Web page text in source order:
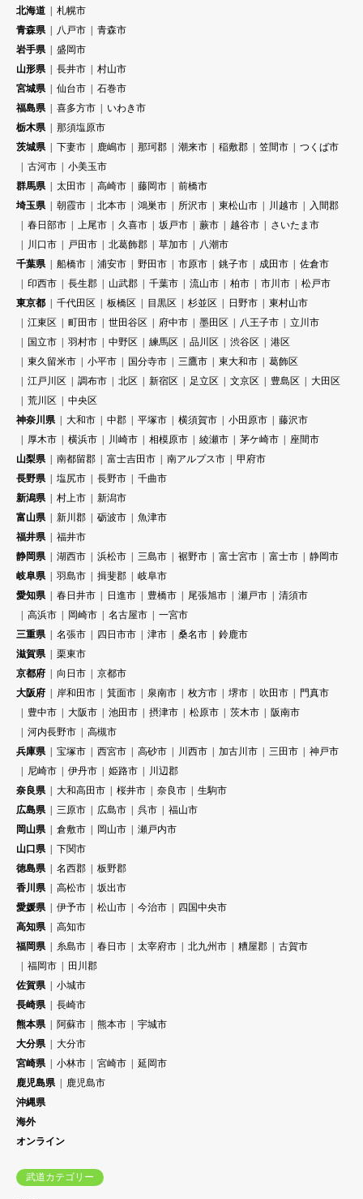
北海道
札幌市
青森県
八戸市
青森市
岩手県
盛岡市
山形県
長井市
村山市
宮城県
仙台市
石巻市
福島県
喜多方市
いわき市
栃木県
那須塩原市
茨城県
下妻市 鹿嶋市 那珂郡 潮来市 稲敷郡 笠間市
つくば市
古河市
小美玉市
群馬県
太田市 高崎市 藤岡市
前橋市
埼玉県
朝霞市 北本市 鴻巣市 所沢市 東松山市 川越市
入間郡
春日部市
上尾市 久喜市 坂戸市 蕨市 越谷市
さいたま市
川口市
戸田市 北葛飾郡 草加市
八潮市
千葉県
船橋市 浦安市 野田市 市原市 銚子市 成田市
佐倉市
印西市
長生郡 山武郡 千葉市 流山市 柏市 市川市
松戸市
東京都
千代田区 板橋区 目黒区 杉並区 日野市
東村山市
江東区
町田市 世田谷区 府中市 墨田区 八王子市
立川市
国立市
羽村市 中野区 練馬区 品川区 渋谷区
港区
東久留米市
小平市 国分寺市 三鷹市 東大和市
葛飾区
江戸川区
調布市 北区 新宿区 足立区 文京区 豊島区
大田区
荒川区
中央区
神奈川県
大和市 中郡 平塚市 横須賀市 小田原市
藤沢市
厚木市
横浜市 川崎市 相模原市 綾瀬市 茅ケ崎市
座間市
山梨県
南都留郡 富士吉田市 南アルプス市
甲府市
長野県
塩尻市 長野市
千曲市
新潟県
村上市
新潟市
富山県
新川郡 砺波市
魚津市
福井県
福井市
静岡県
湖西市 浜松市 三島市 裾野市 富士宮市 富士市
静岡市
岐阜県
羽島市 揖斐郡
岐阜市
愛知県
春日井市 日進市 豊橋市 尾張旭市 瀬戸市
清須市
高浜市
岡崎市 名古屋市
一宮市
三重県
名張市 四日市市 津市 桑名市
鈴鹿市
滋賀県
栗東市
京都府
向日市
京都市
大阪府
岸和田市 箕面市 泉南市 枚方市 堺市 吹田市
門真市
豊中市
大阪市 池田市 摂津市 松原市 茨木市
阪南市
河内長野市
高槻市
兵庫県
宝塚市 西宮市 高砂市 川西市 加古川市 三田市
神戸市
尼崎市
伊丹市 姫路市
川辺郡
奈良県
大和高田市 桜井市 奈良市
生駒市
広島県
三原市 広島市 呉市
福山市
岡山県
倉敷市 岡山市
瀬戸内市
山口県
下関市
徳島県
名西郡
板野郡
香川県
高松市
坂出市
愛媛県
伊予市 松山市 今治市
四国中央市
高知県
高知市
福岡県
糸島市 春日市 太宰府市 北九州市 糟屋郡
古賀市
福岡市
田川郡
佐賀県
小城市
長崎県
長崎市
熊本県
阿蘇市 熊本市
宇城市
大分県
大分市
宮崎県
小林市 宮崎市
延岡市
鹿児島県
鹿児島市
沖縄県
海外
オンライン
武道カテゴリー